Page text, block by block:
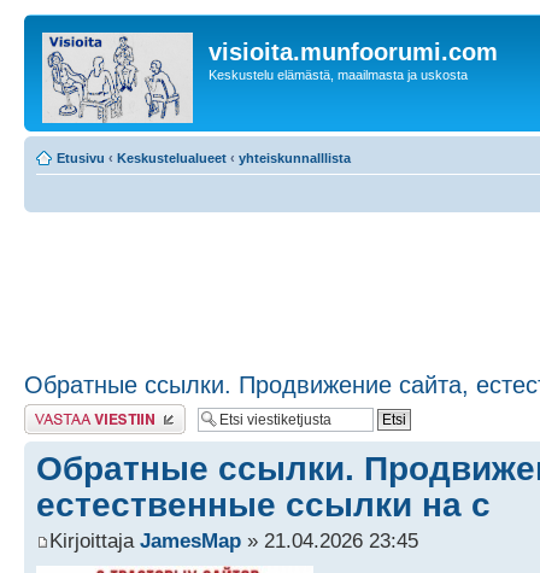
visioita.munfoorumi.com
Keskustelu elämästä, maailmasta ja uskosta
Etusivu ‹ Keskustelualueet ‹ yhteiskunnalllista
Обратные ссылки. Продвижение сайта,
Lähetä vastaus
Обратные ссылки.
естественные ссылки на с
Kirjoittaja JamesMap » 21.04.2026 23:45